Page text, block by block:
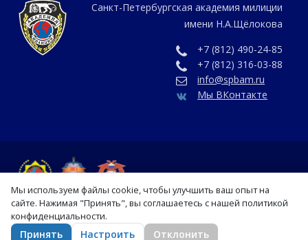
Санкт-Петербургская академия милиции
имени Н.А.Щёлокова
+7 (812) 490-24-85
+7 (812) 316-03-88
info@spbam.ru
Мы ВКонтакте
vk
Мы используем файлы cookie, чтобы улучшить ваш опыт на
сайте. Нажимая "Принять", вы соглашаетесь с нашей политикой
конфиденциальности.
Принять Настроить Отклонить